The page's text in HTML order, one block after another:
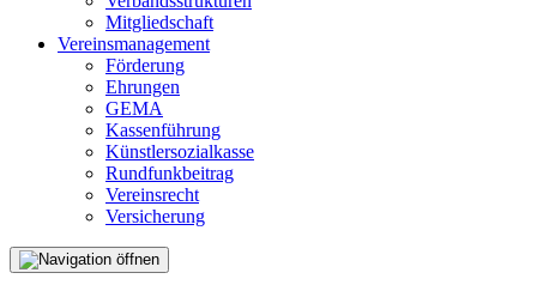
Mitgliedschaft
Vereinsmanagement
Förderung
Ehrungen
GEMA
Kassenführung
Künstlersozialkasse
Rundfunkbeitrag
Vereinsrecht
Versicherung